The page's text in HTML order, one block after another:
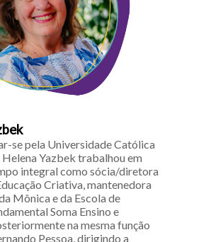
se pela Universidade Católica
Helena Yazbek trabalhou em
integral como sócia/diretora
Criativa, mantenedora
Mônica e da Escola de
Soma Ensino e
na mesma função
Pessoa, dirigindo a